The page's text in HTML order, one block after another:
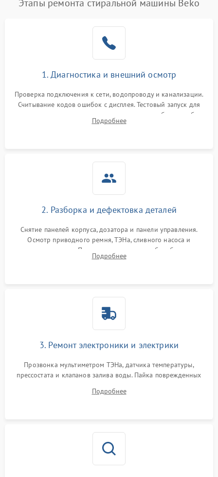
Этапы ремонта стиральной машины Beko
1. Диагностика и внешний осмотр
Проверка подключения к сети, водопроводу и канализации.
Считывание кодов ошибок с дисплея. Тестовый запуск для
выявления посторонних шумов, протечек или сбоев в работе
электронного модуля управления.
Подробнее
2. Разборка и дефектовка деталей
Снятие панелей корпуса, дозатора и панели управления.
Осмотр приводного ремня, ТЭНа, сливного насоса и
амортизаторов. Проверка подшипников барабана и
крестовины на износ, а манжеты люка на разрывы.
Подробнее
3. Ремонт электроники и электрики
Прозвонка мультиметром ТЭНа, датчика температуры,
прессостата и клапанов залива воды. Пайка поврежденных
Восстановление целостности проводки и контактов.
Подробнее